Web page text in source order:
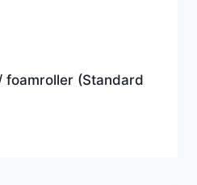
foamroller (Standard